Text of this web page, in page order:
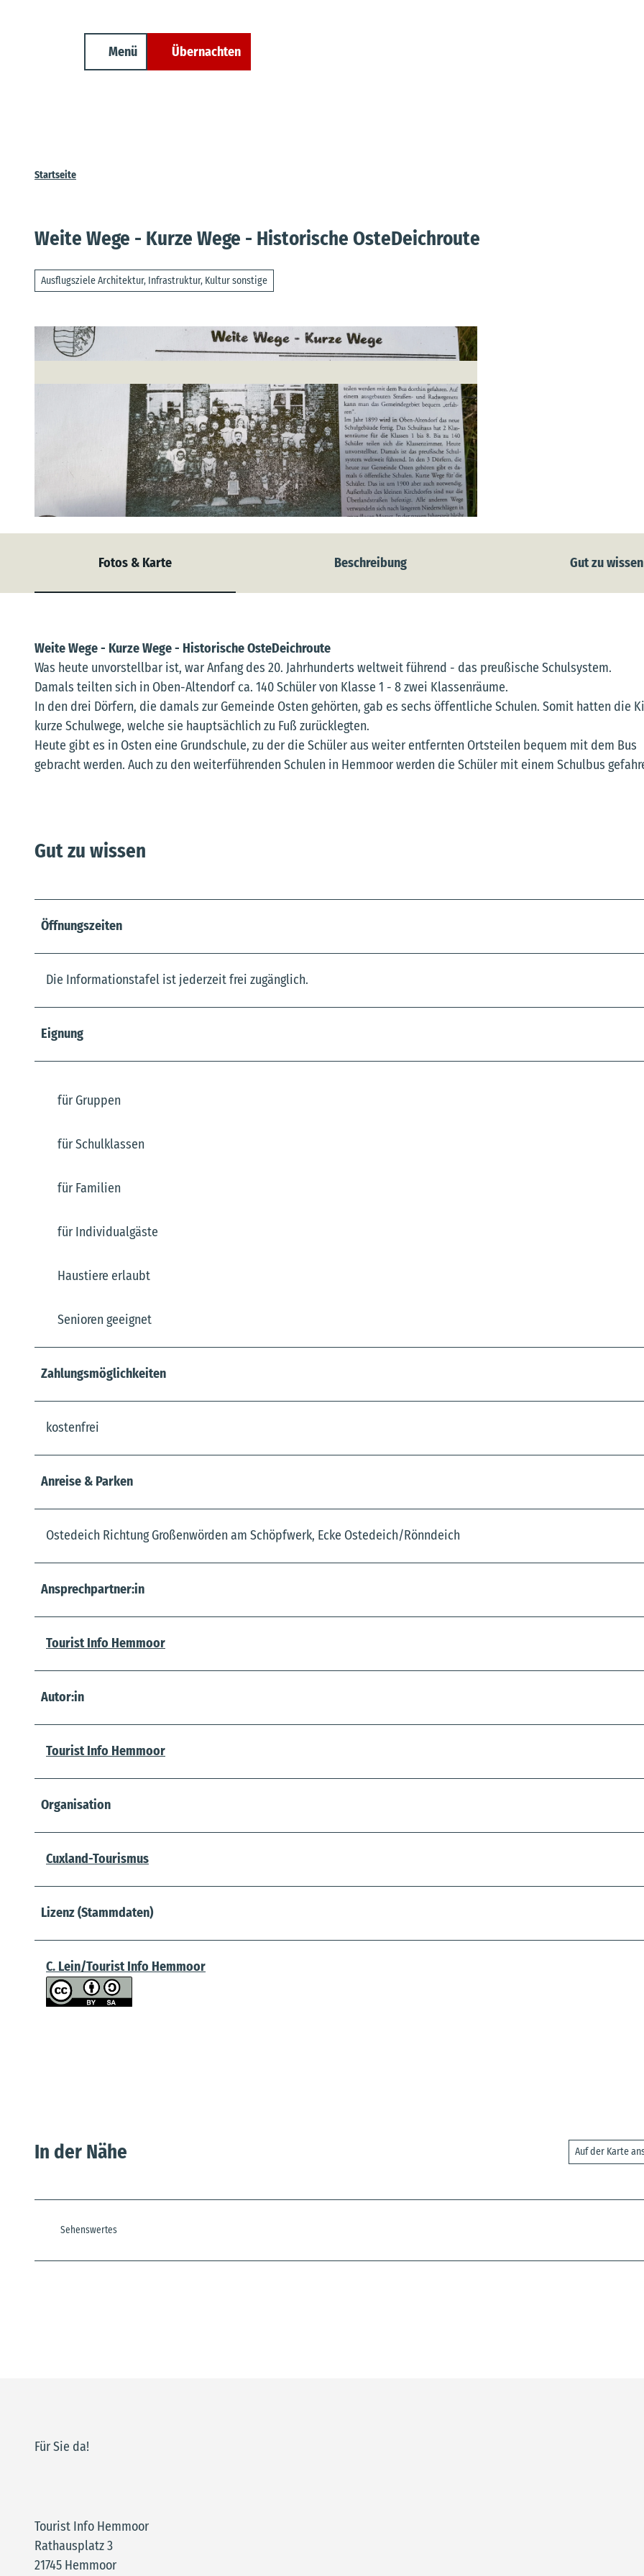
Menü Übernachten
Startseite
Weite Wege - Kurze Wege - Historische OsteDeichroute
Ausflugsziele Architektur, Infrastruktur, Kultur sonstige
Fotos & Karte Beschreibung Gut zu wissen
Weite Wege - Kurze Wege - Historische OsteDeichroute
Was heute unvorstellbar ist, war Anfang des 20. Jahrhunderts weltweit führend - das preußische Schulsystem.
Damals teilten sich in Oben-Altendorf ca. 140 Schüler von Klasse 1 - 8 zwei Klassenräume.
In den drei Dörfern, die damals zur Gemeinde Osten gehörten, gab es sechs öffentliche Schulen. Somit hatten die
kurze Schulwege, welche sie hauptsächlich zu Fuß zurücklegten.
Heute gibt es in Osten eine Grundschule, zu der die Schüler aus weiter entfernten Ortsteilen bequem mit dem Bus
gebracht werden. Auch zu den weiterführenden Schulen in Hemmoor werden die Schüler mit einem Schulbus
Gut zu wissen
Öffnungszeiten
Die Informationstafel ist jederzeit frei zugänglich.
Eignung
für Gruppen
für Schulklassen
für Familien
für Individualgäste
Haustiere erlaubt
Senioren geeignet
Zahlungsmöglichkeiten
kostenfrei
Anreise & Parken
Ostedeich Richtung Großenwörden am Schöpfwerk, Ecke Ostedeich/Rönndeich
Ansprechpartner:in
Tourist Info Hemmoor
Autor:in
Tourist Info Hemmoor
Organisation
Cuxland-Tourismus
Lizenz (Stammdaten)
C. Lein/Tourist Info Hemmoor
In der Nähe Auf der Karte
Sehenswertes
Für Sie da!
Tourist Info Hemmoor
Rathausplatz 3
21745 Hemmoor